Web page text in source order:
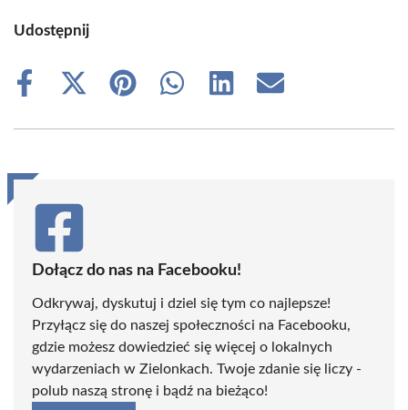
Udostępnij
Share
Share
(Twitter)
Share
Share
Share
Share
Dołącz do nas na Facebooku!
Odkrywaj, dyskutuj i dziel się tym co najlepsze!
Przyłącz się do naszej społeczności na Facebooku,
gdzie możesz dowiedzieć się więcej o lokalnych
wydarzeniach w Zielonkach. Twoje zdanie się liczy -
polub naszą stronę i bądź na bieżąco!